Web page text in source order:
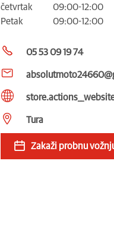
četvrtak
09:00-12:00
Petak
09:00-12:00
05 53 09 19 74
Tura
Zakaži probnu